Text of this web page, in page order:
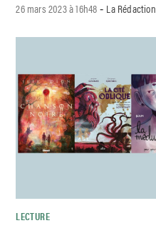
26 mars 2023 à 16h48 - La Rédaction
LECTURE